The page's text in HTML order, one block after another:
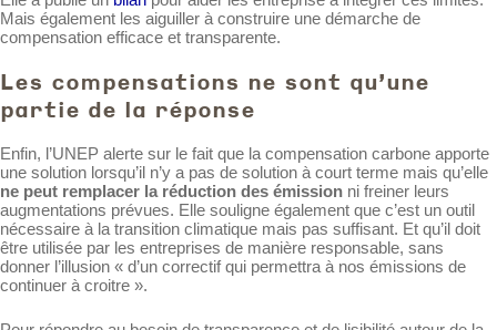
Mais également les aiguiller à construire une démarche de
compensation efficace et transparente.
Les compensations ne sont qu'une
partie de la réponse
Enfin, l’UNEP alerte sur le fait que la compensation carbone apporte
une solution lorsqu’il n’y a pas de solution à court terme mais qu’elle
ne peut remplacer la réduction des émission ni freiner leurs
augmentations prévues. Elle souligne également que c’est un outil
nécessaire à la transition climatique mais pas suffisant. Et qu’il doit
être utilisée par les entreprises de manière responsable, sans
donner l’illusion « d’un correctif qui permettra à nos émissions de
continuer à croitre ».